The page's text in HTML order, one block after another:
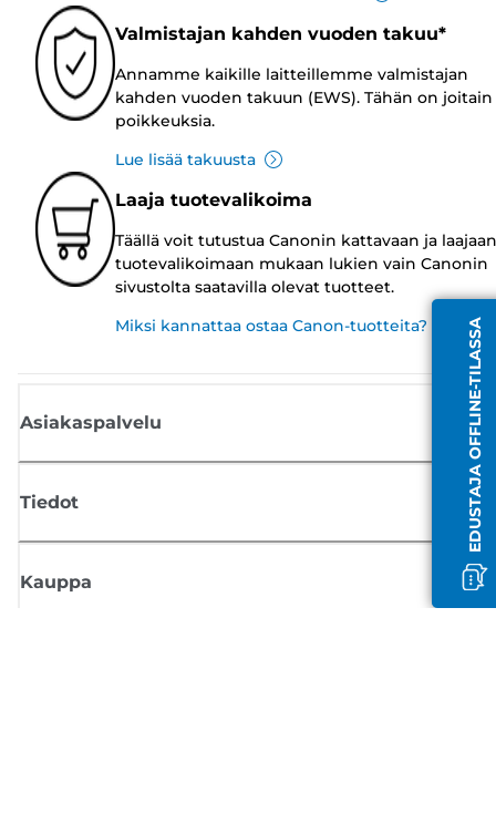
EDUSTAJA OFFLINE-TILASSA
Valmistajan kahden vuoden takuu*
Annamme kaikille laitteillemme valmistajan
kahden vuoden takuun (EWS). Tähän on joitain
poikkeuksia.
Lue lisää takuusta
Laaja tuotevalikoima
Täällä voit tutustua Canonin kattavaan ja laajaan
tuotevalikoimaan mukaan lukien vain Canonin
sivustolta saatavilla olevat tuotteet.
Miksi kannattaa ostaa Canon-tuotteita?
Asiakaspalvelu
Tiedot
Kauppa